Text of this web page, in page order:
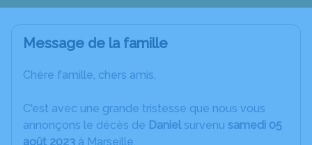
Message de la famille
Chère famille, chers amis,
C'est avec une grande tristesse que nous vous
annonçons le décès de Danielsurvenu samedi 05
août 2023 à Marseille.